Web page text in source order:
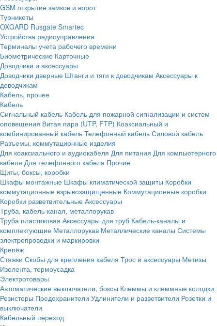
GSM открытие замков и ворот
Турникеты
OXGARD Rusgate Smartec
Устройства радиоуправления
Терминалы учета рабочего времени
Биометрические Карточные
Доводчики и аксессуары
Доводчики дверные Штанги и тяги к доводчикам Аксессуары к
доводчикам
Кабель, прочее
Кабель
Сигнальный кабель Кабель для пожарной сигнализации и систем
оповещения Витая пара (UTP, FTP) Коаксиальный и
комбинированный кабель Телефонный кабель Силовой кабель
Разъемы, коммутационные изделия
Для коаксиального и аудиокабеля Для питания Для компьютерного
кабеля Для телефонного кабеля Прочие
Щиты, боксы, коробки
Шкафы монтажные Шкафы климатической защиты Коробки
коммутационные взрывозащищенные Коммутационные коробки
Коробки разветвительные Аксессуары
Труба, кабель-канал, металлорукав
Труба пластиковая Аксессуары для труб Кабель-каналы и
комплектующие Металлорукав Металлические каналы Системы
электропроводки и маркировки
Крепёж
Стяжки Скобы для крепления кабеля Трос и аксессуары Метизы
Изолента, термоусадка
Электротовары
Автоматические выключатели, боксы Клеммы и клеммные колодки
Резисторы Предохранители Удлинители и разветвители Розетки и
выключатели
Кабельный переход